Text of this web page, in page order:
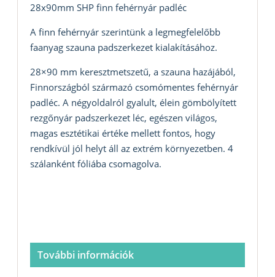
28x90mm SHP finn fehérnyár padléc
A finn fehérnyár szerintünk a legmegfelelőbb
faanyag szauna padszerkezet kialakításához.
28×90 mm keresztmetszetű, a szauna hazájából,
Finnországból származó csomómentes fehérnyár
padléc. A négyoldalról gyalult, élein gömbölyített
rezgőnyár padszerkezet léc, egészen világos,
magas esztétikai értéke mellett fontos, hogy
rendkívül jól helyt áll az extrém környezetben. 4
szálanként fóliába csomagolva.
További információk